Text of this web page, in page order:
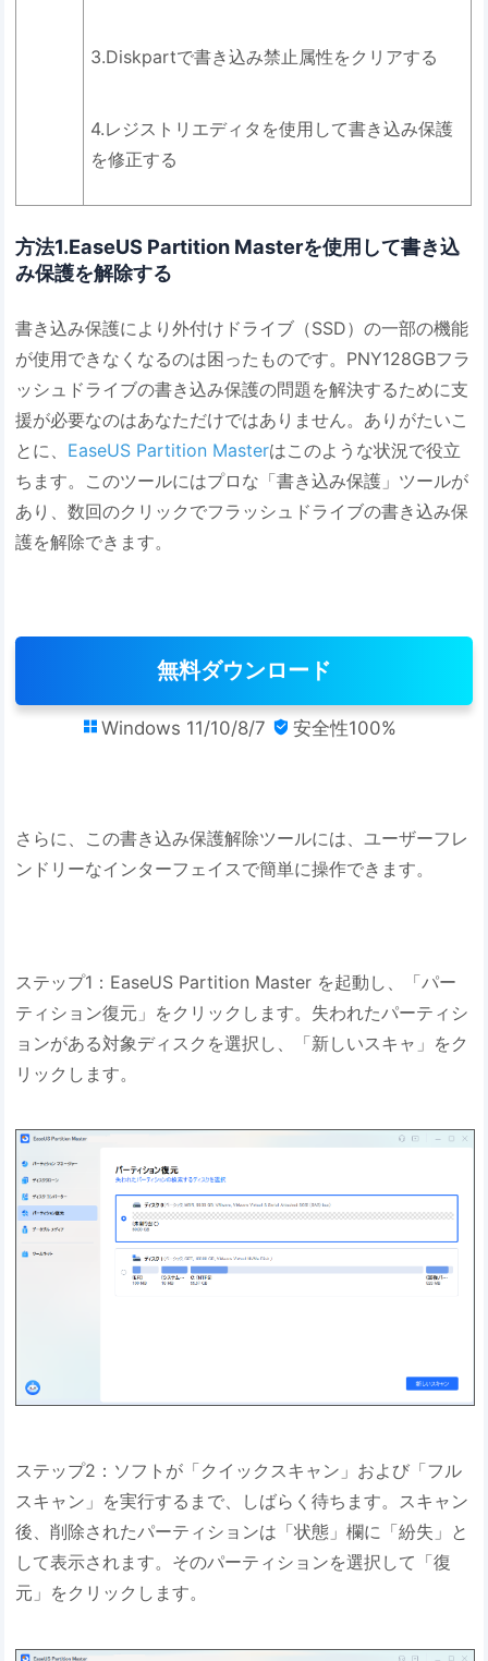
3.Diskpartで書き込み禁止属性をクリアする
4.レジストリエディタを使用して書き込み保護
を修正する
方法1.EaseUS Partition Masterを使用して書き込
み保護を解除する
書き込み保護により外付けドライブ（SSD）の一部の機能
が使用できなくなるのは困ったものです。PNY128GBフラ
ッシュドライブの書き込み保護の問題を解決するために支
援が必要なのはあなただけではありません。ありがたいこ
とに、 EaseUS Partition Masterはこのような状況で役立
ちます。このツールにはプロな「書き込み保護」ツールが
あり、数回のクリックでフラッシュドライブの書き込み保
護を解除できます。
無料ダウンロード
 Windows 11/10/8/7  安全性100%
さらに、この書き込み保護解除ツールには、ユーザーフレ
ンドリーなインターフェイスで簡単に操作できます。
ステップ1：EaseUS Partition Master を起動し、「パー
ティション復元」をクリックします。失われたパーティシ
ョンがある対象ディスクを選択し、「新しいスキャ」をク
リックします。
ステップ2：ソフトが「クイックスキャン」および「フル
スキャン」を実行するまで、しばらく待ちます。スキャン
後、削除されたパーティションは「状態」欄に「紛失」と
して表示されます。そのパーティションを選択して「復
元」をクリックします。